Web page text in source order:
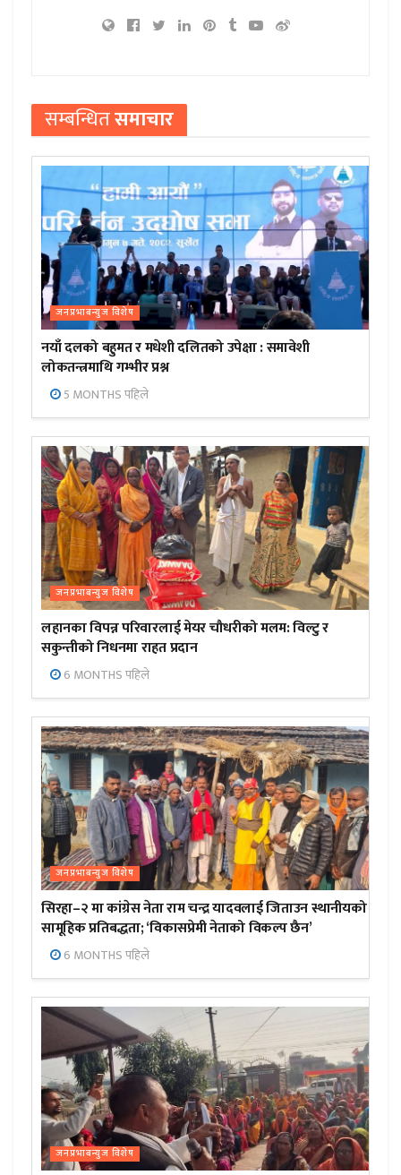
सम्बन्धितसमाचार
जनप्रभाबन्युज विशेष
नयाँ दलको बहुमत र मधेशी दलितको उपेक्षा : समावेशी
लोकतन्त्रमाथि गम्भीर प्रश्न
5 MONTHS पहिले
जनप्रभाबन्युज विशेष
लहानका विपन्न परिवारलाई मेयर चौधरीको मलम: विल्टु र
सकुन्तीको निधनमा राहत प्रदान
6 MONTHS पहिले
जनप्रभाबन्युज विशेष
सिरहा–२ मा कांग्रेस नेता राम चन्द्र यादवलाई जिताउन स्थानीयको
सामूहिक प्रतिबद्धता; ‘विकासप्रेमी नेताको विकल्प छैन’
6 MONTHS पहिले
जनप्रभाबन्युज विशेष